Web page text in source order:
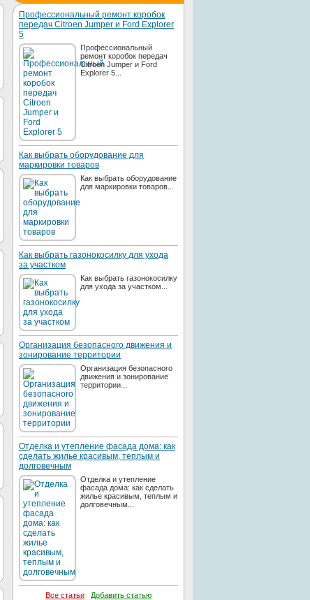
Профессиональный ремонт коробок
передач Citroen Jumper и Ford Explorer
5
Профессиональный
ремонт коробок передач
Citroen Jumper и Ford
Explorer 5...
Как выбрать оборудование для
маркировки товаров
Как выбрать оборудование
для маркировки товаров...
Как выбрать газонокосилку для ухода
за участком
Как выбрать газонокосилку
для ухода за участком...
Организация безопасного движения и
зонирование территории
Организация безопасного
движения и зонирование
территории...
Отделка и утепление фасада дома: как
сделать жилье красивым, теплым и
долговечным
Отделка и утепление
фасада дома: как сделать
жилье красивым, теплым и
долговечным...
Все статьи Добавить статью